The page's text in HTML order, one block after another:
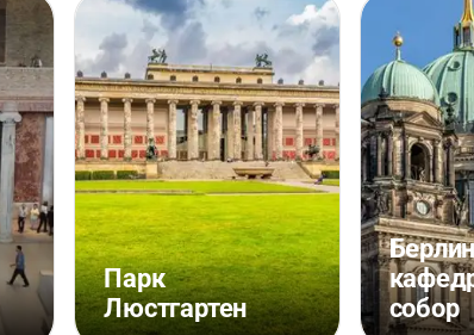
Парк
Люстгартен
собор